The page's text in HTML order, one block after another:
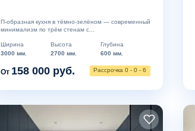
П-образная кухня в тёмно-зелёном — современный
минимализм по трём стенам с...
Ширина
3000 мм.
Высота
2700 мм.
Глубина
600 мм.
От 158 000 руб. Рассрочка 0 - 0 - 6